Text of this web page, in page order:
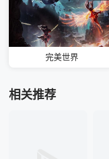
完美世界
相关推荐